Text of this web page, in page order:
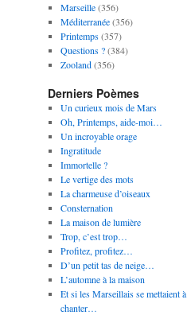
Marseille(356)
Méditerranée(356)
Printemps(357)
Questions ?(384)
Zooland(356)
Derniers Poèmes
Un curieux mois de Mars
Oh, Printemps, aide-moi…
Un incroyable orage
Ingratitude
Immortelle ?
Le vertige des mots
La charmeuse d’oiseaux
Consternation
La maison de lumière
Trop, c’est trop…
Profitez, profitez…
D’un petit tas de neige…
L’automne à la maison
Et si les Marseillais se mettaient à
chanter…